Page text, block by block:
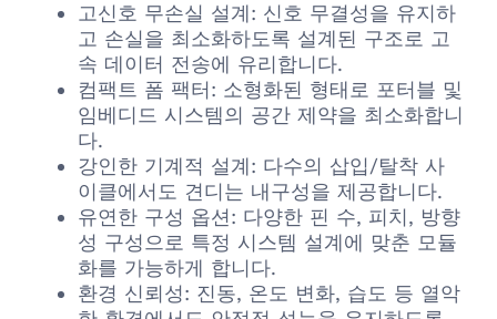
고신호 무손실 설계: 신호 무결성을 유지하
고 손실을 최소화하도록 설계된 구조로 고
속 데이터 전송에 유리합니다.
컴팩트 폼 팩터: 소형화된 형태로 포터블 및
임베디드 시스템의 공간 제약을 최소화합니
다.
강인한 기계적 설계: 다수의 삽입/탈착 사
이클에서도 견디는 내구성을 제공합니다.
유연한 구성 옵션: 다양한 핀 수, 피치, 방향
성 구성으로 특정 시스템 설계에 맞춘 모듈
화를 가능하게 합니다.
환경 신뢰성: 진동, 온도 변화, 습도 등 열악